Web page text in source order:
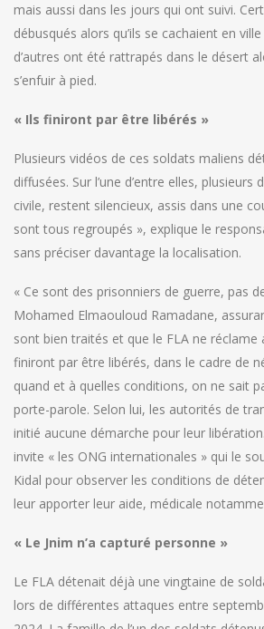
mais aussi dans les jours qui ont suivi.
débusqués alors qu’ils se cachaient en
d’autres ont été rattrapés dans le désert
s’enfuir à pied.
« Ils finiront par être libérés »
Plusieurs vidéos de ces soldats maliens
diffusées. Sur l’une d’entre elles, plusieurs
civile, restent silencieux, assis dans une
sont tous regroupés », explique le
sans préciser davantage la localisation.
« Ce sont des prisonniers de guerre, pas
Mohamed Elmaouloud Ramadane,
sont bien traités et que le FLA ne réclame
finiront par être libérés, dans le cadre de
quand et à quelles conditions, on ne sait
porte-parole. Selon lui, les autorités de
initié aucune démarche pour leur
invite « les ONG internationales » qui le
Kidal pour observer les conditions de
leur apporter leur aide, médicale
« ​​​​​​​Le Jnim n’a capturé personne »
Le FLA détenait déjà une vingtaine de
lors de différentes attaques entre